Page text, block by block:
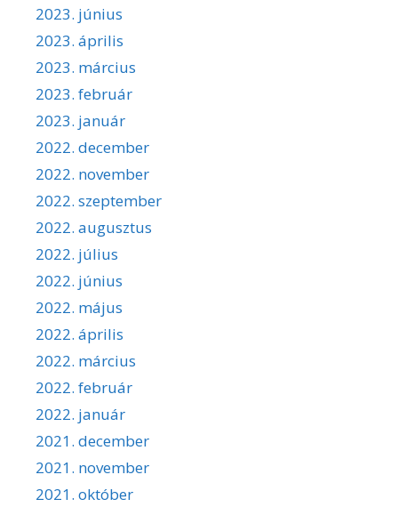
2023. június
2023. április
2023. március
2023. február
2023. január
2022. december
2022. november
2022. szeptember
2022. augusztus
2022. július
2022. június
2022. május
2022. április
2022. március
2022. február
2022. január
2021. december
2021. november
2021. október